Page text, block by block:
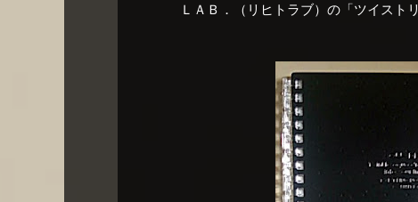
ＬＡＢ．（リヒトラブ）の「ツイスト